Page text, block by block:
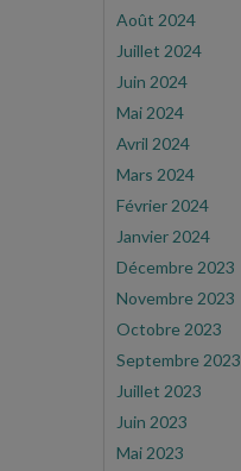
Août 2024
Juillet 2024
Juin 2024
Mai 2024
Avril 2024
Mars 2024
Février 2024
Janvier 2024
Décembre 2023
Novembre 2023
Octobre 2023
Septembre 2023
Juillet 2023
Juin 2023
Mai 2023